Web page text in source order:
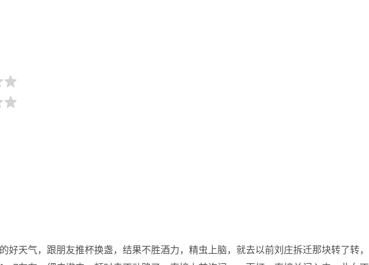
好天气，跟朋友推杯换盏，结果不胜酒力，精虫上脑，就去以前刘庄拆迁那块转了转，